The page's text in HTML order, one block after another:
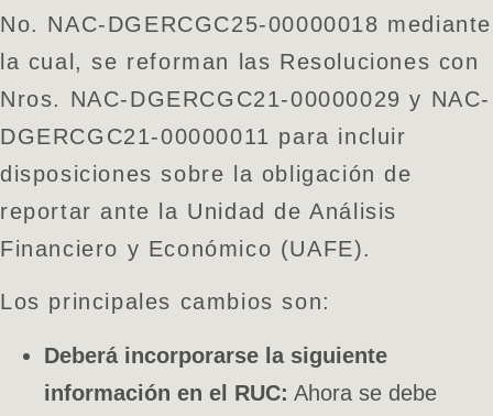
No. NAC-DGERCGC25-00000018 mediante
la cual, se reforman las Resoluciones con
Nros. NAC-DGERCGC21-00000029 y NAC-
DGERCGC21-00000011 para incluir
disposiciones sobre la obligación de
reportar ante la Unidad de Análisis
Financiero y Económico (UAFE).
Los principales cambios son:
Deberá incorporarse la siguiente
información en el RUC: Ahora se debe